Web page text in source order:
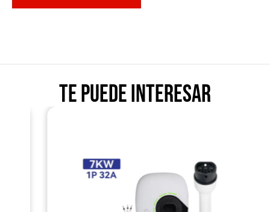
Te puede interesar